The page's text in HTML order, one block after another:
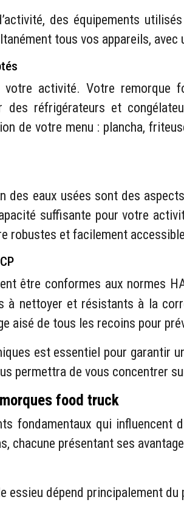
des équipements
tous vos appareils, avec
activité. Votre remorque
réfrigérateurs et
de votre menu : plancha,
des eaux usées sont des
suffisante pour votre
robustes et facilement
être conformes aux normes
à nettoyer et résistants à la
aisé de tous les recoins pour
est essentiel pour garantir
permettra de vous concentrer
food truck
fondamentaux qui
présentant ses
essieu dépend principalement